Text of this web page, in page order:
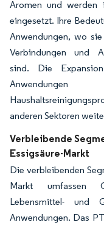
Aromen und werden
eingesetzt. Ihre
Anwendungen, wo
Verbindungen und
sind. Die
anderen Sektoren
Verbleibende
Essigsäure-Markt
Die verbleibenden
Markt umfassen
Lebensmittel- und
Anwendungen. Das